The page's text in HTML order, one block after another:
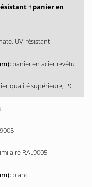
+ panier en
UV-résistant
panier en acier revêtu
qualité supérieure, PC
RAL9005
blanc